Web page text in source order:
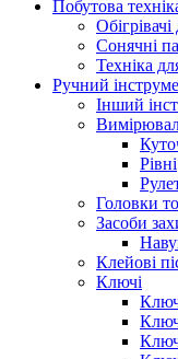
Побутова
Сонячні
Техніка
Ручний
Інший
Рівні
Головки
Засоби
Клейові
Ключі